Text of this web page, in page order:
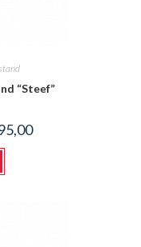
“Steef”
Prijsklasse:
€ 7.195,00